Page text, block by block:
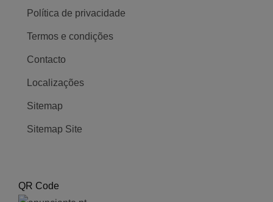
Política de privacidade
Termos e condições
Contacto
Localizações
Sitemap
Sitemap Site
QR Code